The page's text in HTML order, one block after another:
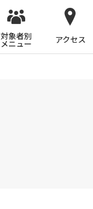
対象者別
メニュー アクセス